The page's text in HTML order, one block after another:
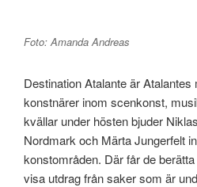
Foto: Amanda Andreas
Destination Atalante är
konstnärer inom scenkonst,
kvällar under hösten bjuder
Nordmark och Märta Jungerfelt
konstområden. Där får de
visa utdrag från saker som är